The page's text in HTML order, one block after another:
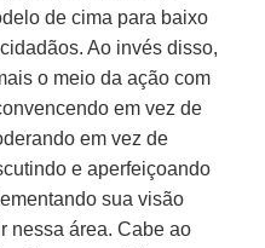
de cima para baixo
Ao invés disso,
o meio da ação com
em vez de
em vez de
e aperfeiçoando
sua visão
nessa área. Cabe ao